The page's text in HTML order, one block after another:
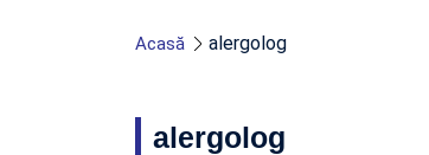
Acasă alergolog
alergolog